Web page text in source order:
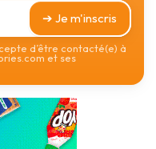
➔ Je m'inscris
d’être contacté(e) à
et ses